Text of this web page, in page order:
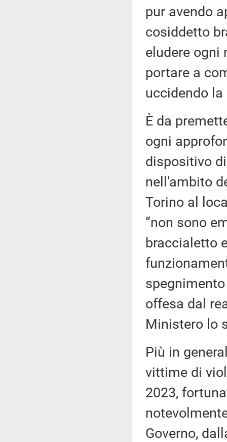
pur avendo
cosiddetto
eludere ogni
portare a
uccidendo
È da
ogni
dispositivo
nell'ambito
Torino al
“non sono
braccialetto
offesa dal
Ministero lo
Più in
vittime di
2023,
Governo,